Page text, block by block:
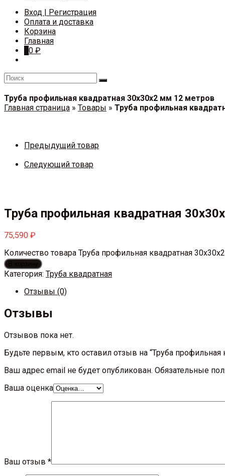
Вход | Регистрация
Оплата и доставка
Корзина
Главная
0 ₽
Труба профильная квадратная 30х30х2 мм 12 метров
Главная страница » Товары » Труба профильная
Предыдущий товар
Следующий товар
Труба профильная квадратная
75,590 ₽
Количество товара Труба профильная квадратная
В корзину
Категория: Труба квадратная
Отзывы (0)
Отзывы
Отзывов пока нет.
Будьте первым, кто оставил отзыв на “Труба
Ваш адрес email не будет опубликован. Обязательные
Ваша оценка
Ваш отзыв *